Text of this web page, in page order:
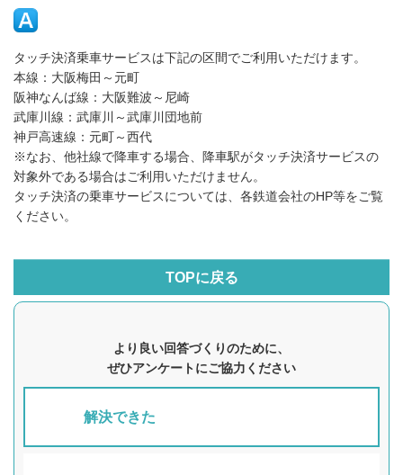
タッチ決済乗車サービスは下記の区間でご利用いただけます。
本線：大阪梅田～元町
阪神なんば線：大阪難波～尼崎
武庫川線：武庫川～武庫川団地前
神戸高速線：元町～西代
※なお、他社線で降車する場合、降車駅がタッチ決済サービスの
対象外である場合はご利用いただけません。
タッチ決済の乗車サービスについては、各鉄道会社のHP等をご覧
ください。
TOPに戻る
より良い回答づくりのために、
ぜひアンケートにご協力ください
解決できた